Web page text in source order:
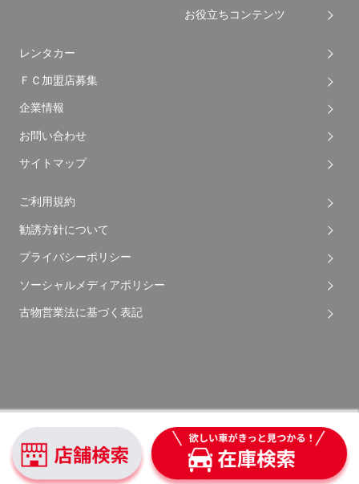
お役立ちコンテンツ
レンタカー
ＦＣ加盟店募集
企業情報
お問い合わせ
サイトマップ
ご利用規約
勧誘方針について
プライバシーポリシー
ソーシャルメディアポリシー
古物営業法に基づく表記